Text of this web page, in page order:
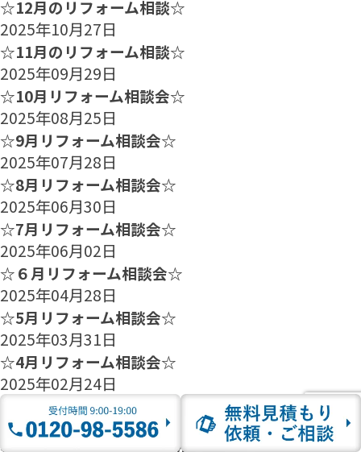
☆12月のリフォーム相談☆
2025年10月27日
☆11月のリフォーム相談☆
2025年09月29日
☆10月リフォーム相談会☆
2025年08月25日
☆9月リフォーム相談会☆
2025年07月28日
☆8月リフォーム相談会☆
2025年06月30日
☆7月リフォーム相談会☆
2025年06月02日
☆６月リフォーム相談会☆
2025年04月28日
☆5月リフォーム相談会☆
2025年03月31日
☆4月リフォーム相談会☆
2025年02月24日
☆3月リフォーム相談会☆
2025年01月27日